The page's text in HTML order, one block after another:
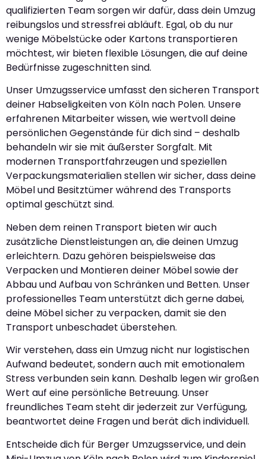
qualifizierten Team sorgen wir dafür, dass dein Umzug
reibungslos und stressfrei abläuft. Egal, ob du nur
wenige Möbelstücke oder Kartons transportieren
möchtest, wir bieten flexible Lösungen, die auf deine
Bedürfnisse zugeschnitten sind.
Unser Umzugsservice umfasst den sicheren Transport
deiner Habseligkeiten von Köln nach Polen. Unsere
erfahrenen Mitarbeiter wissen, wie wertvoll deine
persönlichen Gegenstände für dich sind – deshalb
behandeln wir sie mit äußerster Sorgfalt. Mit
modernen Transportfahrzeugen und speziellen
Verpackungsmaterialien stellen wir sicher, dass deine
Möbel und Besitztümer während des Transports
optimal geschützt sind.
Neben dem reinen Transport bieten wir auch
zusätzliche Dienstleistungen an, die deinen Umzug
erleichtern. Dazu gehören beispielsweise das
Verpacken und Montieren deiner Möbel sowie der
Abbau und Aufbau von Schränken und Betten. Unser
professionelles Team unterstützt dich gerne dabei,
deine Möbel sicher zu verpacken, damit sie den
Transport unbeschadet überstehen.
Wir verstehen, dass ein Umzug nicht nur logistischen
Aufwand bedeutet, sondern auch mit emotionalem
Stress verbunden sein kann. Deshalb legen wir großen
Wert auf eine persönliche Betreuung. Unser
freundliches Team steht dir jederzeit zur Verfügung,
beantwortet deine Fragen und berät dich individuell.
Entscheide dich für Berger Umzugsservice, und dein